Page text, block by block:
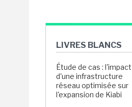
LIVRES BLANCS
Étude de cas : l'impact
d'une infrastructure
réseau optimisée sur
l'expansion de Kiabi